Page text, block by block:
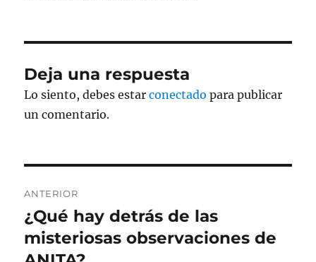
Deja una respuesta
Lo siento, debes estarconectado para publicar
un comentario.
de
entradas
ANTERIOR
Entrada
anterior:
¿Qué hay detrás de las
misteriosas observaciones de